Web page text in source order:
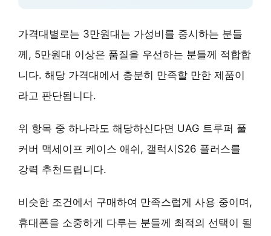
가격대별로는 3만원대는 가성비를 중시하는 분들
께, 5만원대 이상은 품질을 우선하는 분들께 적합합
니다. 해당 가격대에서 충분히 만족할 만한 제품이
라고 판단됩니다.
위 항목 중 하나라도 해당하신다면 UAG 트루퍼 풀
커버 맥세이프 케이스 애쉬, 갤럭시S26 플러스를
강력 추천드립니다.
비슷한 조건에서 구매하여 만족스럽게 사용 중이며,
휴대폰을 소중하게 다루는 분들께 최적의 선택이 될